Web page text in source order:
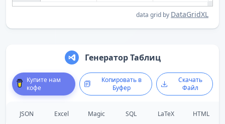
data grid by DataGridXL
Генератор Таблиц
Купите нам
кофе
Копировать в
Буфер
Скачать
Файл
JSON Excel Magic SQL LaTeX HTML